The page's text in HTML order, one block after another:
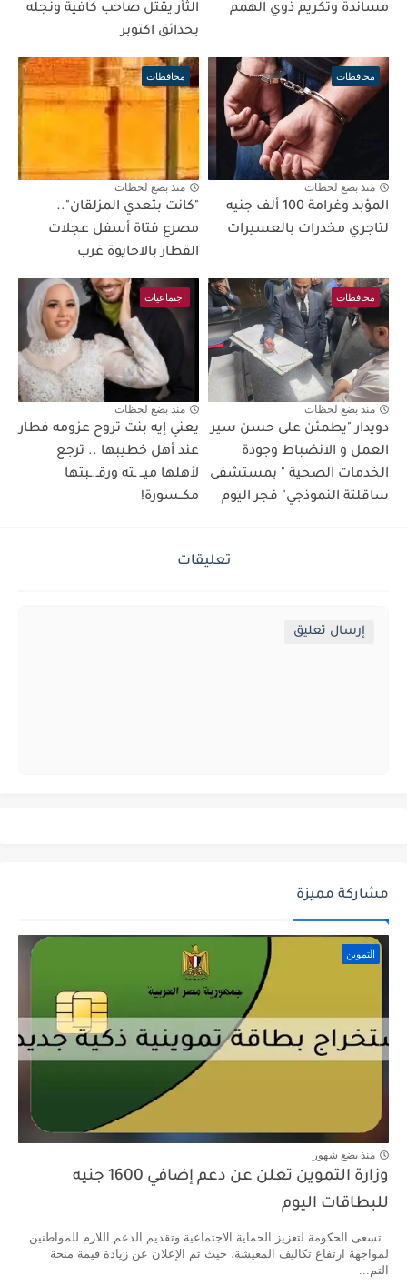
مساندة وتكريم ذوي الهمم
الثأر يقتل صاحب كافية ونجله
بحدائق اكتوبر
محافظات
منذ بضع لحظات
المؤبد وغرامة 100 ألف جنيه
لتاجري مخدرات بالعسيرات
محافظات
منذ بضع لحظات
"كانت بتعدي المزلقان"..
مصرع فتاة أسفل عجلات
القطار بالاحايوة غرب
محافظات
منذ بضع لحظات
دويدار "يطمئن على حسن سير
العمل و الانضباط وجودة
الخدمات الصحية " بمستشفى
ساقلتة النموذجي" فجر اليوم
اجتماعيات
منذ بضع لحظات
يعني إيه بنت تروح عزومه فطار
عند أهل خطيبها .. ترجع
لأهلها ميــ ـته ورقـ.ـبتها
مكــسورة!
تعليقات
إرسال تعليق
مشاركة مميزة
التموين
منذ بضع شهور
وزارة التموين تعلن عن دعم إضافي 1600 جنيه
للبطاقات اليوم
تسعى الحكومة لتعزيز الحماية الاجتماعية وتقديم الدعم اللازم للمواطنين
لمواجهة ارتفاع تكاليف المعيشة، حيث تم الإعلان عن زيادة قيمة منحة
التم...